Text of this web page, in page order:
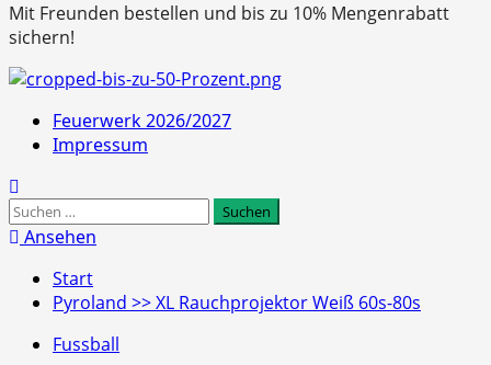
Mit Freunden bestellen und bis zu 10% Mengenrabatt
sichern!
Primäres
Menü
Feuerwerk 2026/2027
Impressum
Suchen
nach:
Ansehen
Start
Pyroland >> XL Rauchprojektor Weiß 60s-80s
Fussball